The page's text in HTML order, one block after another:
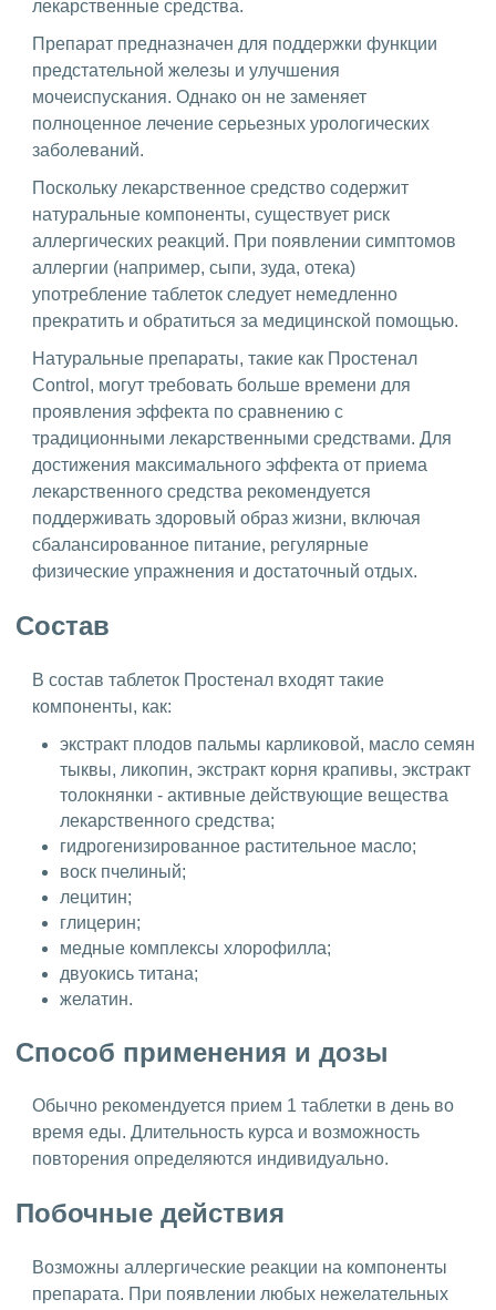
лекарственные средства.
Препарат предназначен для поддержки функции
предстательной железы и улучшения
мочеиспускания. Однако он не заменяет
полноценное лечение серьезных урологических
заболеваний.
Поскольку лекарственное средство содержит
натуральные компоненты, существует риск
аллергических реакций. При появлении симптомов
аллергии (например, сыпи, зуда, отека)
употребление таблеток следует немедленно
прекратить и обратиться за медицинской помощью.
Натуральные препараты, такие как Простенал
Control, могут требовать больше времени для
проявления эффекта по сравнению с
традиционными лекарственными средствами. Для
достижения максимального эффекта от приема
лекарственного средства рекомендуется
поддерживать здоровый образ жизни, включая
сбалансированное питание, регулярные
физические упражнения и достаточный отдых.
Состав
В состав таблеток Простенал входят такие
компоненты, как:
экстракт плодов пальмы карликовой, масло семян
тыквы, ликопин, экстракт корня крапивы, экстракт
толокнянки - активные действующие вещества
лекарственного средства;
гидрогенизированное растительное масло;
воск пчелиный;
лецитин;
глицерин;
медные комплексы хлорофилла;
двуокись титана;
желатин.
Способ применения и дозы
Обычно рекомендуется прием 1 таблетки в день во
время еды. Длительность курса и возможность
повторения определяются индивидуально.
Побочные действия
Возможны аллергические реакции на компоненты
препарата. При появлении любых нежелательных